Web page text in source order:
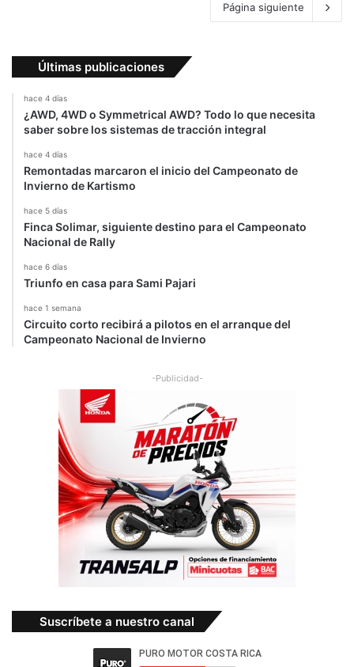
Página siguiente
Últimas publicaciones
hace 4 días
¿AWD, 4WD o Symmetrical AWD? Todo lo que necesita
saber sobre los sistemas de tracción integral
hace 4 días
Remontadas marcaron el inicio del Campeonato de
Invierno de Kartismo
hace 5 días
Finca Solimar, siguiente destino para el Campeonato
Nacional de Rally
hace 6 días
Triunfo en casa para Sami Pajari
hace 1 semana
Circuito corto recibirá a pilotos en el arranque del
Campeonato Nacional de Invierno
-Publicidad-
Suscríbete a nuestro canal